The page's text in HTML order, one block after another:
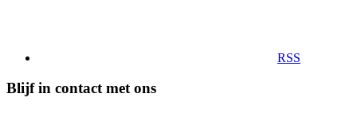
RSS
Blijf in contact met ons